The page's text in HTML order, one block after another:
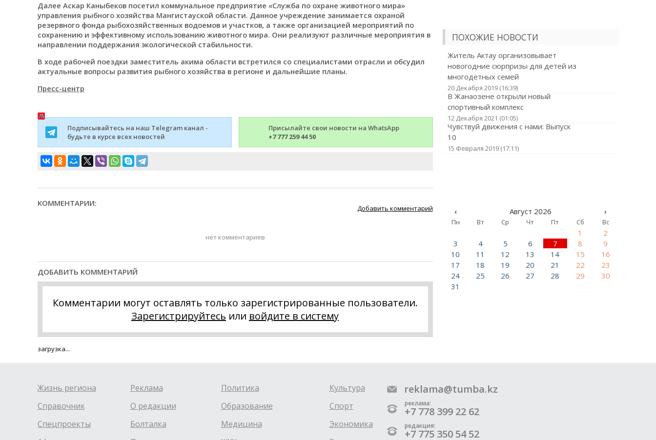
Далее Аскар Каныбеков посетил коммунальное предприятие «Служба по охране животного мира»
управления рыбного хозяйства Мангистауской области. Данное учреждение занимается охраной
резервного фонда рыбохозяйственных водоемов и участков, а также организацией мероприятий по
сохранению и эффективному использованию животного мира. Они реализуют различные мероприятия в
направлении поддержания экологической стабильности.
В ходе рабочей поездки заместитель акима области встретился со специалистами отрасли и обсудил
актуальные вопросы развития рыбного хозяйства в регионе и дальнейшие планы.
Пресс-центр
Подписывайтесь на наш Telegram канал -
будьте в курсе всех новостей
Присылайте свои новости на WhatsApp
+7 777 259 44 50
КОММЕНТАРИИ:
Добавить комментарий
нет комментариев
ДОБАВИТЬ КОММЕНТАРИЙ
Комментарии могут оставлять только зарегистрированные пользователи.
Зарегистрируйтесь или войдите в систему
загрузка...
ПОХОЖИЕ НОВОСТИ
Житель Актау организовывает
новогодние сюрпризы для детей из
многодетных семей
20 Декабря 2019 (16:39)
В Жанаозене открыли новый
спортивный комплекс
12 Декабря 2021 (01:05)
Чувствуй движения с нами: Выпуск
10
15 Февраля 2019 (17:11)
‹ Август 2026 ›
Пн Вт Ср Чт Пт Сб Вс
1
2
3
4 5 6 7 8
9
10
11 12 13 14 15
16
17
18 19 20 21 22
23
24
25 26 27 28 29
30
31
Жизнь региона
Справочник
Спецпроекты
Реклама
О редакции
Болталка
Политика
Образование
Медицина
Культура
Спорт
Экономика
reklama@tumba.kz
реклама:
+7 778 399 22 62
редакция:
+7 775 350 54 52